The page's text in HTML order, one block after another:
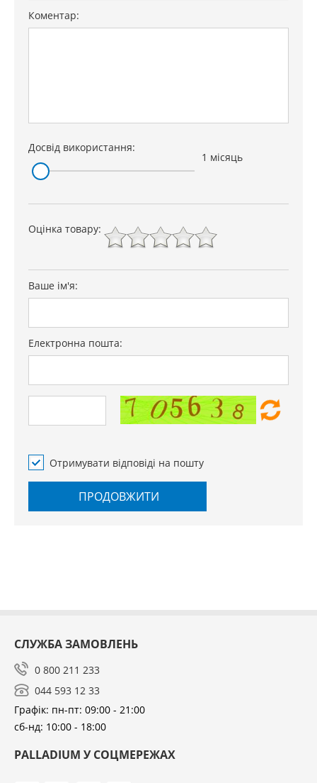
Коментар:
Досвід використання:
1 місяць
Оцінка товару:
Ваше ім'я:
Електронна пошта:
Отримувати відповіді на пошту
ПРОДОВЖИТИ
СЛУЖБА ЗАМОВЛЕНЬ
0 800 211 233
044 593 12 33
Графік: пн-пт: 09:00 - 21:00
сб-нд: 10:00 - 18:00
PALLADIUM У СОЦМЕРЕЖАХ